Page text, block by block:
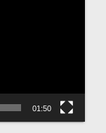
01:50